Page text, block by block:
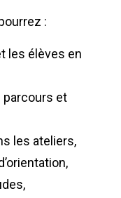
:
les élèves en
parcours et
les ateliers,